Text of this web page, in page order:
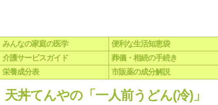
みんなの家庭の医学
便利な生活知恵袋
介護サービスガイド
葬儀・相続の手続き
栄養成分表
市販薬の成分解説
天丼てんやの「一人前うどん(冷)」